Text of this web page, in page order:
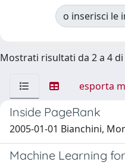
o inserisci le
Mostrati risultati da 2 a 4 di
esporta
Inside PageRank
2005-01-01 Bianchini,
Machine Learning